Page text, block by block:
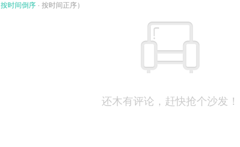
按时间倒序 · 按时间正序）
还木有评论，赶快抢个沙发！